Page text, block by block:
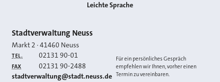
Leichte Sprache
Kontakt
Stadtverwaltung Neuss
Markt 2 ·41460 Neuss
TEL. 02131 90-01
FAX 02131 90-2488
E-MAIL
stadtverwaltung@stadt.neuss.de
Für ein persönliches Gespräch
empfehlen wir Ihnen, vorher einen
Termin zu vereinbaren.